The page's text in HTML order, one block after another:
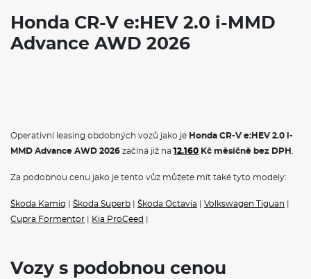
Honda CR-V e:HEV 2.0 i-MMD
Advance AWD 2026
Operativní leasing obdobných vozů jako je Honda CR-V e:HEV 2.0 i-
MMD Advance AWD 2026 začíná již na 12.160 Kč měsíčně bez DPH .
Za podobnou cenu jako je tento vůz můžete mít také tyto modely:
Škoda Kamiq Škoda Superb Škoda Octavia Volkswagen Tiguan
Cupra Formentor
Kia ProCeed
Vozy s podobnou cenou